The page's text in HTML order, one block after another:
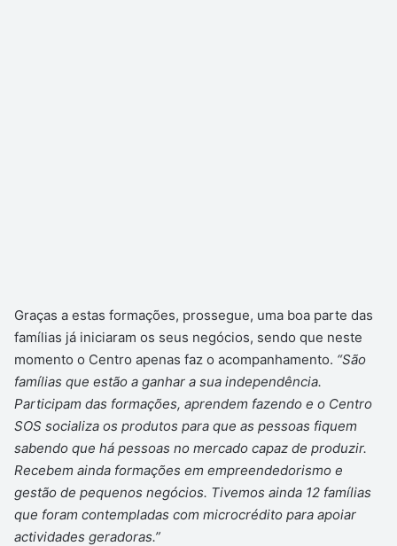
Graças a estas formações, prossegue, uma boa parte das
famílias já iniciaram os seus negócios, sendo que neste
momento o Centro apenas faz o acompanhamento. “São
famílias que estão a ganhar a sua independência.
Participam das formações, aprendem fazendo e o Centro
SOS socializa os produtos para que as pessoas fiquem
sabendo que há pessoas no mercado capaz de produzir.
Recebem ainda formações em empreendedorismo e
gestão de pequenos negócios. Tivemos ainda 12 famílias
que foram contempladas com microcrédito para apoiar
actividades geradoras.”